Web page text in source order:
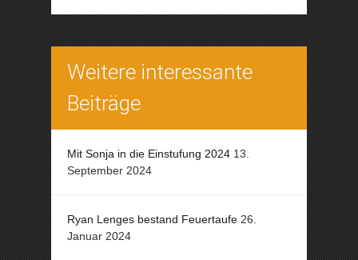
Weitere interessante
Beiträge
Mit Sonja in die Einstufung 2024 13.
September 2024
Ryan Lenges bestand Feuertaufe 26.
Januar 2024